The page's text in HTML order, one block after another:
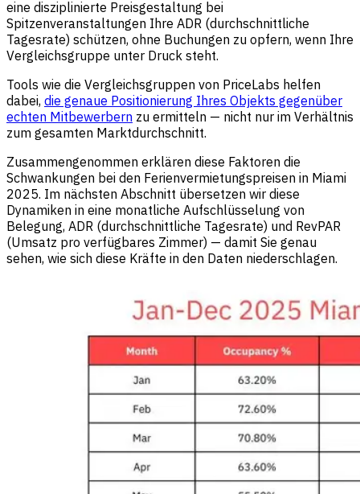
eine disziplinierte Preisgestaltung bei
Spitzenveranstaltungen Ihre ADR (durchschnittliche
Tagesrate) schützen, ohne Buchungen zu opfern, wenn Ihre
Vergleichsgruppe unter Druck steht.
Tools wie die Vergleichsgruppen von PriceLabs helfen
dabei, die genaue Positionierung Ihres Objekts gegenüber
echten Mitbewerbern zu ermitteln — nicht nur im Verhältnis
zum gesamten Marktdurchschnitt.
Zusammengenommen erklären diese Faktoren die
Schwankungen bei den Ferienvermietungspreisen in Miami
2025. Im nächsten Abschnitt übersetzen wir diese
Dynamiken in eine monatliche Aufschlüsselung von
Belegung, ADR (durchschnittliche Tagesrate) und RevPAR
(Umsatz pro verfügbares Zimmer) — damit Sie genau
sehen, wie sich diese Kräfte in den Daten niederschlagen.